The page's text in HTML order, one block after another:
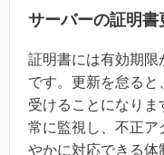
サーバーの証明書
証明書には有効期限
です。更新を怠る
受けることになり
常に監視し、不正ア
やかに対応できる体